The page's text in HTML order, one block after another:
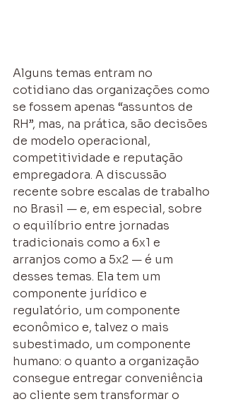
Alguns temas entram no
cotidiano das organizações como
se fossem apenas “assuntos de
RH”, mas, na prática, são decisões
de modelo operacional,
competitividade e reputação
empregadora. A discussão
recente sobre escalas de trabalho
no Brasil — e, em especial, sobre
o equilíbrio entre jornadas
tradicionais como a 6x1 e
arranjos como a 5x2 — é um
desses temas. Ela tem um
componente jurídico e
regulatório, um componente
econômico e, talvez o mais
subestimado, um componente
humano: o quanto a organização
consegue entregar conveniência
ao cliente sem transformar o